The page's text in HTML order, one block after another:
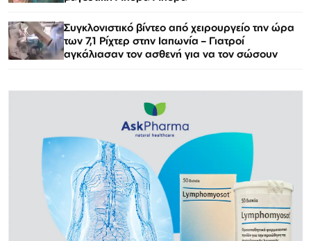
Συγκλονιστικό βίντεο από χειρουργείο την ώρα
των 7,1 Ρίχτερ στην Ιαπωνία – Γιατροί
αγκάλιασαν τον ασθενή για να τον σώσουν